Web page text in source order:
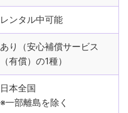
レンタル中可能
あり（安心補償サービス
（有償）の1種）
日本全国
※一部離島を除く